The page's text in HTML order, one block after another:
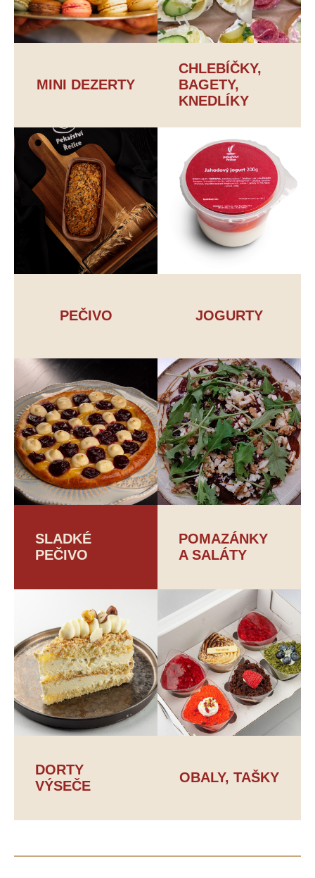
MINI DEZERTY
CHLEBÍČKY,
BAGETY,
KNEDLÍKY
PEČIVO JOGURTY
SLADKÉ
PEČIVO
POMAZÁNKY
A SALÁTY
DORTY
VÝSEČE
OBALY, TAŠKY